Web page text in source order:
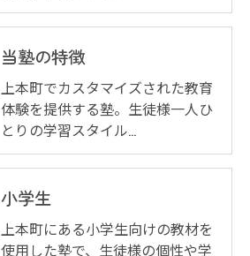
当塾の特徴
上本町でカスタマイズされた教育
体験を提供する塾。生徒様一人ひ
とりの学習スタイル…
小学生
上本町にある小学生向けの教材を
使用した塾で、生徒様の個性や学